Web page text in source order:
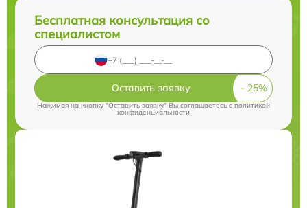
Бесплатная консультация со
специалистом
Оставить заявку
Нажимая на кнопку "Оставить заявку" Вы соглашаетесь cполитикой
конфиденциальности